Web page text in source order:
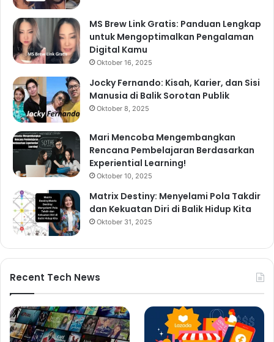
MS Brew Link Gratis: Panduan Lengkap
untuk Mengoptimalkan Pengalaman
Digital Kamu
Oktober 16, 2025
Jocky Fernando: Kisah, Karier, dan Sisi
Manusia di Balik Sorotan Publik
Oktober 8, 2025
Mari Mencoba Mengembangkan
Rencana Pembelajaran Berdasarkan
Experiential Learning!
Oktober 10, 2025
Matrix Destiny: Menyelami Pola Takdir
dan Kekuatan Diri di Balik Hidup Kita
Oktober 31, 2025
Recent Tech News